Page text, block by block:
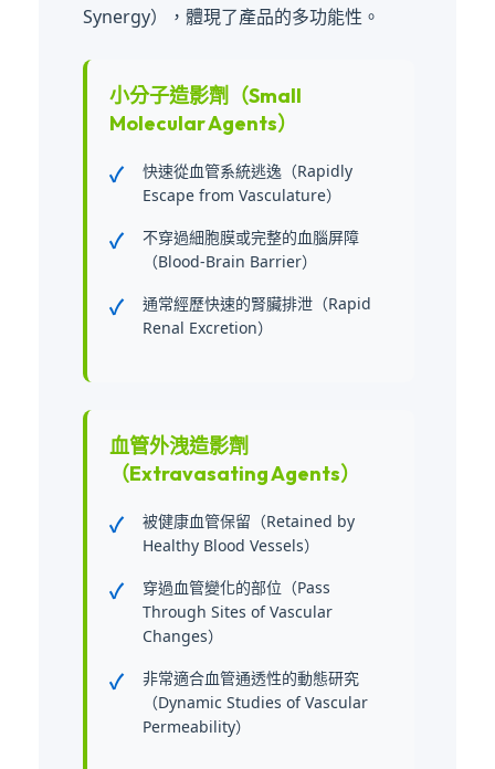
Synergy），體現了產品的多功能性。
小分子造影劑（Small
Molecular Agents）
快速從血管系統逃逸（Rapidly
Escape from Vasculature）
不穿過細胞膜或完整的血腦屏障
（Blood-Brain Barrier）
通常經歷快速的腎臟排泄（Rapid
Renal Excretion）
血管外洩造影劑
（Extravasating Agents）
被健康血管保留（Retained by
Healthy Blood Vessels）
穿過血管變化的部位（Pass
Through Sites of Vascular
Changes）
非常適合血管通透性的動態研究
（Dynamic Studies of Vascular
Permeability）